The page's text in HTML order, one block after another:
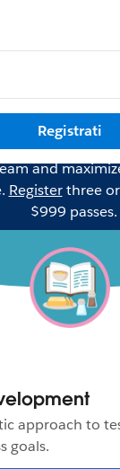
Registrati
and
Registerthree
$999 passes.
approach to
goals.